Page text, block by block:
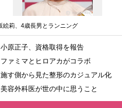
絵莉、4歳長男とランニング
小原正子、資格取得を報告
ファミマとヒロアカがコラボ
施す側から見た整形のカジュアル化
美容外科医が世の中に思うこと